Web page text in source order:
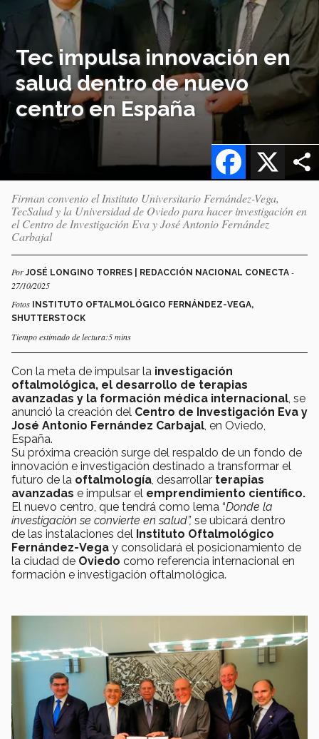
Tec impulsa innovación en
salud dentro de nuevo
centro en España
X
Facebook
Firman convenio el Instituto Universitario Fernández-Vega,
TecSalud y la Universidad de Oviedo para hacer investigación en
el Centro de Investigación Eva y José Antonio Fernández
Carbajal
PorJOSÉ LONGINO TORRES | REDACCIÓN NACIONAL CONECTA -
27/10/2025
Fotos INSTITUTO OFTALMOLÓGICO FERNÁNDEZ-VEGA,
SHUTTERSTOCK
Tiempo estimado de lectura:5 mins
Con la meta de impulsar la investigación
oftalmológica, el desarrollo de terapias
avanzadas y la formación médica internacional , se
anunció la creación del Centro de Investigación Eva y
José Antonio Fernández Carbajal , en Oviedo,
España.
Su próxima creación surge del respaldo de un fondo de
innovación e investigación destinado a transformar el
futuro de la oftalmología , desarrollar terapias
avanzadas e impulsar el emprendimiento científico.
El nuevo centro, que tendrá como lema “Donde la
investigación se convierte en salud”, se ubicará dentro
de las instalaciones del Instituto Oftalmológico
Fernández-Vega y consolidará el posicionamiento de
la ciudad de Oviedo como referencia internacional en
formación e investigación oftalmológica.